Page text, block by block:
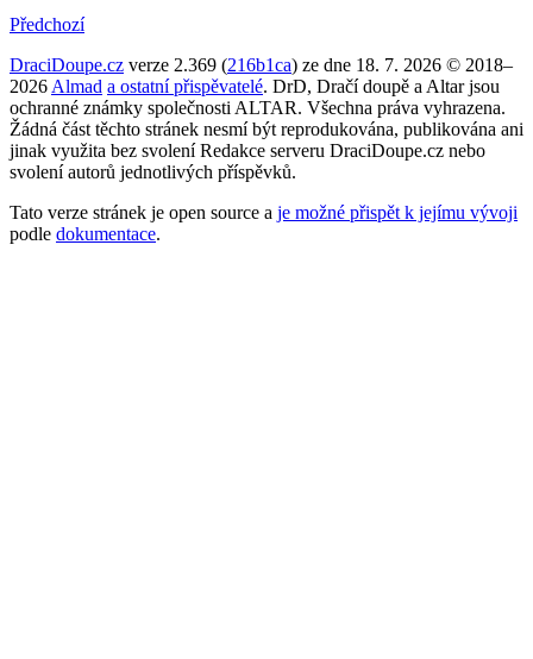
Předchozí
DraciDoupe.cz verze 2.369 (216b1ca) ze dne 18. 7. 2026 © 2018–
2026 Almad a ostatní přispěvatelé. DrD, Dračí doupě a Altar jsou
ochranné známky společnosti ALTAR. Všechna práva vyhrazena.
Žádná část těchto stránek nesmí být reprodukována, publikována ani
jinak využita bez svolení Redakce serveru DraciDoupe.cz nebo
svolení autorů jednotlivých příspěvků.
Tato verze stránek je open source a je možné přispět k jejímu vývoji
podle dokumentace.